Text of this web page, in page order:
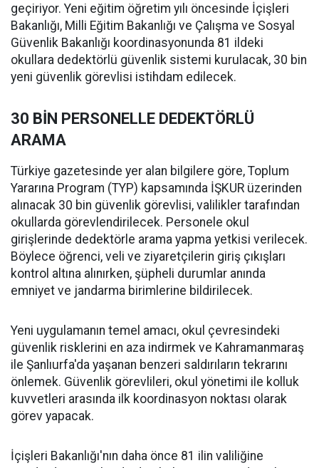
geçiriyor. Yeni eğitim öğretim yılı öncesinde İçişleri
Bakanlığı, Milli Eğitim Bakanlığı ve Çalışma ve Sosyal
Güvenlik Bakanlığı koordinasyonunda 81 ildeki
okullara dedektörlü güvenlik sistemi kurulacak, 30 bin
yeni güvenlik görevlisi istihdam edilecek.
30 BİN PERSONELLE DEDEKTÖRLÜ
ARAMA
Türkiye gazetesinde yer alan bilgilere göre, Toplum
Yararına Program (TYP) kapsamında İŞKUR üzerinden
alınacak 30 bin güvenlik görevlisi, valilikler tarafından
okullarda görevlendirilecek. Personele okul
girişlerinde dedektörle arama yapma yetkisi verilecek.
Böylece öğrenci, veli ve ziyaretçilerin giriş çıkışları
kontrol altına alınırken, şüpheli durumlar anında
emniyet ve jandarma birimlerine bildirilecek.
Yeni uygulamanın temel amacı, okul çevresindeki
güvenlik risklerini en aza indirmek ve Kahramanmaraş
ile Şanlıurfa'da yaşanan benzeri saldırıların tekrarını
önlemek. Güvenlik görevlileri, okul yönetimi ile kolluk
kuvvetleri arasında ilk koordinasyon noktası olarak
görev yapacak.
İçişleri Bakanlığı'nın daha önce 81 ilin valiliğine